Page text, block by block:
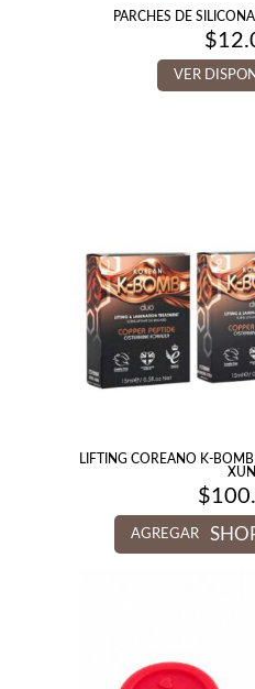
PARCHES DE
$
VER
LIFTING COREANO K-
$
AGREGAR